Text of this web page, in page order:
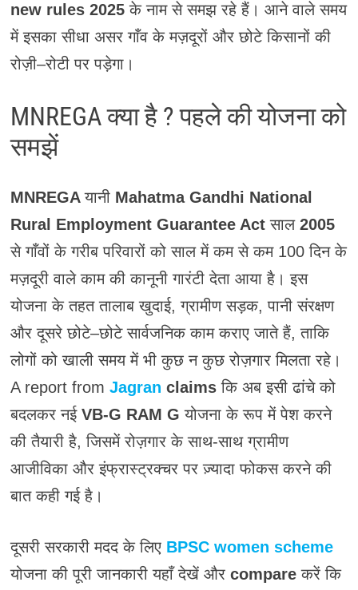
new rules 2025के नाम से समझ रहे हैं। आने वाले समय
में इसका सीधा असर गाँव के मज़दूरों और छोटे किसानों की
रोज़ी–रोटी पर पड़ेगा।
MNREGA क्या है ? पहले की योजना को
समझें
MNREGAयानी Mahatma Gandhi National
Rural Employment Guarantee Actसाल 2005
से गाँवों के गरीब परिवारों को साल में कम से कम 100 दिन के
मज़दूरी वाले काम की कानूनी गारंटी देता आया है। इस
योजना के तहत तालाब खुदाई, ग्रामीण सड़क, पानी संरक्षण
और दूसरे छोटे–छोटे सार्वजनिक काम कराए जाते हैं, ताकि
लोगों को खाली समय में भी कुछ न कुछ रोज़गार मिलता रहे।
A report from Jagran claimsकि अब इसी ढांचे को
बदलकर नई VB-G RAM G योजना के रूप में पेश करने
की तैयारी है, जिसमें रोज़गार के साथ-साथ ग्रामीण
आजीविका और इंफ्रास्ट्रक्चर पर ज़्यादा फोकस करने की
बात कही गई है।
दूसरी सरकारी मदद के लिए BPSC women scheme
योजना की पूरी जानकारी यहाँ देखें और compareकरें कि